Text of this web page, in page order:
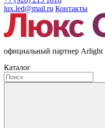
lux.led@mail.ru Контакты
официальный партнер Arlight
Каталог